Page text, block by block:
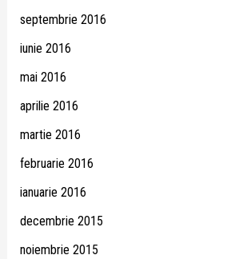
septembrie 2016
iunie 2016
mai 2016
aprilie 2016
martie 2016
februarie 2016
ianuarie 2016
decembrie 2015
noiembrie 2015